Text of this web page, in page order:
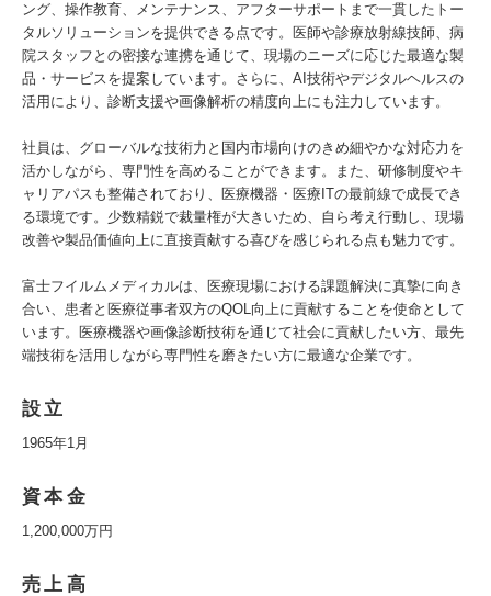
ング、操作教育、メンテナンス、アフターサポートまで一貫したトー
タルソリューションを提供できる点です。医師や診療放射線技師、病
院スタッフとの密接な連携を通じて、現場のニーズに応じた最適な製
品・サービスを提案しています。さらに、AI技術やデジタルヘルスの
活用により、診断支援や画像解析の精度向上にも注力しています。
社員は、グローバルな技術力と国内市場向けのきめ細やかな対応力を
活かしながら、専門性を高めることができます。また、研修制度やキ
ャリアパスも整備されており、医療機器・医療ITの最前線で成長でき
る環境です。少数精鋭で裁量権が大きいため、自ら考え行動し、現場
改善や製品価値向上に直接貢献する喜びを感じられる点も魅力です。
富士フイルムメディカルは、医療現場における課題解決に真摯に向き
合い、患者と医療従事者双方のQOL向上に貢献することを使命として
います。医療機器や画像診断技術を通じて社会に貢献したい方、最先
端技術を活用しながら専門性を磨きたい方に最適な企業です。
設立
1965年1月
資本金
1,200,000万円
売上高